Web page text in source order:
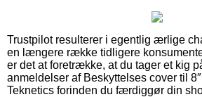
Trustpilot resulterer i egentlig ærlige
en længere række tidligere
er det at foretrække, at du tager et kig
anmeldelser af Beskyttelses cover til
Teknetics forinden du færdiggør din